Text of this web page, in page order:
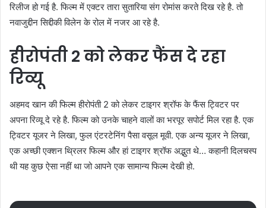
रिलीज हो गई है. फिल्म में एक्टर तारा सुतारिया संग रोमांस करते दिख रहे है. तो
नवाजुद्दीन सिद्दीकी विलेन के रोल में नजर आ रहे है.
हीरोपंती 2 को लेकर फैंस दे रहा
रिव्यू
अहमद खान की फिल्म हीरोपंती 2 को लेकर टाइगर श्रॉफ के फैंस ट्विटर पर
अपना रिव्यू दे रहे है. फिल्म को उनके चाहने वालों का भरपूर सपोर्ट मिल रहा है. एक
ट्विटर यूजर ने लिखा, फुल एंटरटेनिंग पैसा वसूल मूवी. एक अन्य यूजर ने लिखा,
एक अच्छी एक्शन थ्रिलर फिल्म और हां टाइगर श्रॉफ अद्भुत थे… कहानी दिलचस्प
थी यह कुछ ऐसा नहीं था जो आपने एक सामान्य फिल्म देखी हो.